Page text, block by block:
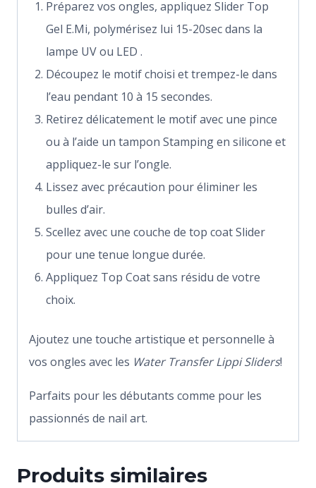
Préparez vos ongles, appliquez Slider Top
Gel E.Mi, polymérisez lui 15-20sec dans la
lampe UV ou LED .
Découpez le motif choisi et trempez-le dans
l’eau pendant 10 à 15 secondes.
Retirez délicatement le motif avec une pince
ou à l’aide un tampon Stamping en silicone et
appliquez-le sur l’ongle.
Lissez avec précaution pour éliminer les
bulles d’air.
Scellez avec une couche de top coat Slider
pour une tenue longue durée.
Appliquez Top Coat sans résidu de votre
choix.
Ajoutez une touche artistique et personnelle à
vos ongles avec les Water Transfer Lippi Sliders!
Parfaits pour les débutants comme pour les
passionnés de nail art.
Produits similaires